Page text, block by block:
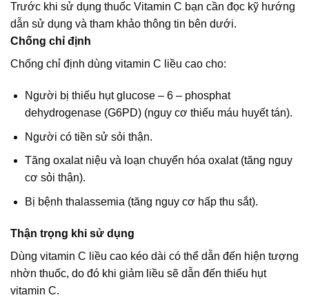
Trước khi sử dụng thuốc Vitamin C bạn cần đọc kỹ hướng
dẫn sử dụng và tham khảo thông tin bên dưới.
Chống chỉ định
Chống chỉ định dùng vitamin C liều cao cho:
Người bị thiếu hụt glucose – 6 – phosphat
dehydrogenase (G6PD) (nguy cơ thiếu máu huyết tán).
Người có tiền sử sỏi thận.
Tăng oxalat niệu và loạn chuyển hóa oxalat (tăng nguy
cơ sỏi thận).
Bị bệnh thalassemia (tăng nguy cơ hấp thu sắt).
Thận trọng khi sử dụng
Dùng vitamin C liều cao kéo dài có thể dẫn đến hiện tượng
nhờn thuốc, do đó khi giảm liều sẽ dẫn đến thiếu hụt
vitamin C.